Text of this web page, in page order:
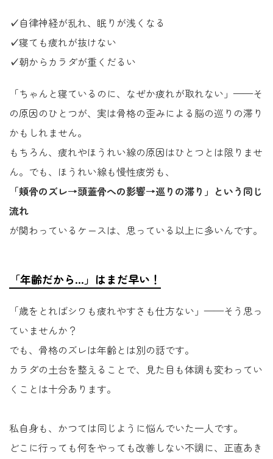
✓自律神経が乱れ、眠りが浅くなる
✓寝ても疲れが抜けない
✓朝からカラダが重くだるい
「ちゃんと寝ているのに、なぜか疲れが取れない」——そ
の原因のひとつが、実は骨格の歪みによる脳の巡りの滞り
かもしれません。
もちろん、疲れやほうれい線の原因はひとつとは限りませ
ん。でも、ほうれい線も慢性疲労も、
「頬骨のズレ→頭蓋骨への影響→巡りの滞り」という同じ
流れ
が関わっているケースは、思っている以上に多いんです。
「年齢だから…」はまだ早い！
「歳をとればシワも疲れやすさも仕方ない」——そう思っ
ていませんか？
でも、骨格のズレは年齢とは別の話です。
カラダの土台を整えることで、見た目も体調も変わってい
くことは十分あります。
私自身も、かつては同じように悩んでいた一人です。
どこに行っても何をやっても改善しない不調に、正直あき